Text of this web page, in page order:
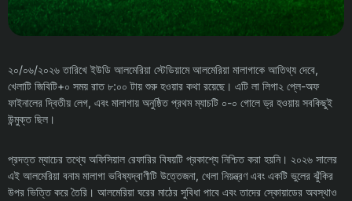
২০/০৬/২০২৬ তারিখে ইউডি আলমেরিয়া স্টেডিয়ামে আলমেরিয়া মালাগাকে আতিথ্য দেবে,
খেলাটি জিবিটি+০ সময় রাত ৮:০০ টায় শুরু হওয়ার কথা রয়েছে। এটি লা লিগা২ প্লে-অফ
ফাইনালের দ্বিতীয় লেগ, এবং মালাগায় অনুষ্ঠিত প্রথম ম্যাচটি ০-০ গোলে ড্র হওয়ায় সবকিছুই
উন্মুক্ত ছিল।
প্রদত্ত ম্যাচের তথ্যে অফিসিয়াল রেফারির বিষয়টি প্রকাশ্যে নিশ্চিত করা হয়নি। ২০২৬ সালের
এই আলমেরিয়া বনাম মালাগা ভবিষ্যদ্বাণীটি উত্তেজনা, খেলা নিয়ন্ত্রণ এবং একটি ভুলের ঝুঁকির
উপর ভিত্তি করে তৈরি। আলমেরিয়া ঘরের মাঠের সুবিধা পাবে এবং তাদের স্কোয়াডের অবস্থাও